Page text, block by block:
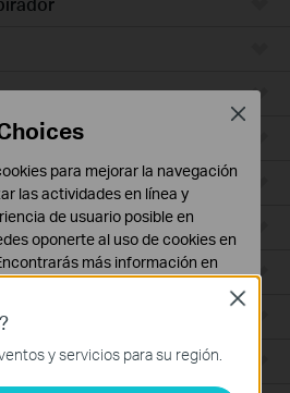
y servicios para su región.
Close
para mejorar la navegación
las actividades en línea y
de usuario posible en
oponerte al uso de cookies en
más información en
para el funcionamiento
desactivarse en tu sistema.
Close